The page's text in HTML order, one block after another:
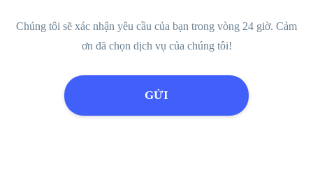
Chúng tôi sẽ xác nhận yêu cầu của bạn trong vòng 24 giờ. Cảm
ơn đã chọn dịch vụ của chúng tôi!